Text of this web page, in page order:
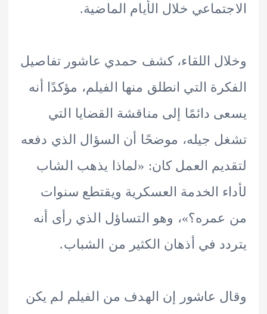
خلال الأيام الماضية.
اللقاء، كشف حمدي عاشور تفاصيل
التي انطلق منها الفيلم، مؤكدًا أنه
دائمًا إلى مناقشة القضايا التي
جيله، موضحًا أن السؤال الذي دفعه
العمل كان: «لماذا يذهب الشاب
الخدمة العسكرية ويقتطع سنوات
وهو التساؤل الذي رأى أنه
في أذهان الكثير من الشباب.
عاشور إن الهدف من الفيلم لم يكن